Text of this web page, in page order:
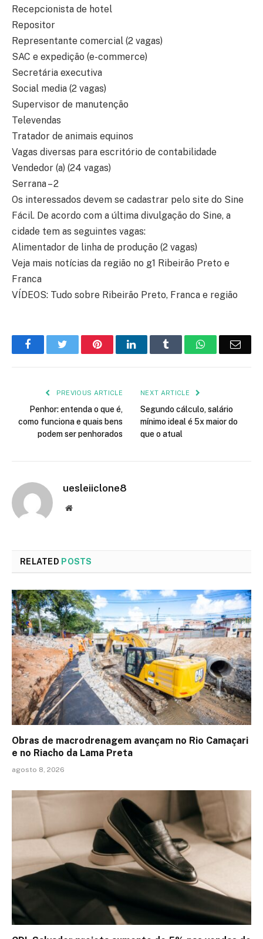
Recepcionista de hotel
Repositor
Representante comercial (2 vagas)
SAC e expedição (e-commerce)
Secretária executiva
Social media (2 vagas)
Supervisor de manutenção
Televendas
Tratador de animais equinos
Vagas diversas para escritório de contabilidade
Vendedor (a) (24 vagas)
Serrana – 2
Os interessados devem se cadastrar pelo site do Sine
Fácil. De acordo com a última divulgação do Sine, a
cidade tem as seguintes vagas:
Alimentador de linha de produção (2 vagas)
Veja mais notícias da região no g1 Ribeirão Preto e
Franca
VÍDEOS: Tudo sobre Ribeirão Preto, Franca e região
FacebookTwitter PinterestLinkedIn Tumblr WhatsApp
PREVIOUS ARTICLE
Penhor: entenda o que é,
como funciona e quais bens
podem ser penhorados
NEXT ARTICLE
Segundo cálculo, salário
mínimo ideal é 5x maior do
que o atual
uesleiiclone8
Website
RELATED POSTS
Obras de macrodrenagem avançam no Rio Camaçari
e no Riacho da Lama Preta
agosto 8, 2026